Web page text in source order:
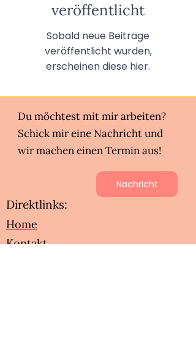
veröffentlicht
Sobald neue Beiträge
veröffentlicht wurden,
erscheinen diese hier.
Du möchtest mit mir arbeiten?
Schick mir eine Nachricht und
wir machen einen Termin aus!
Nachricht
Direktlinks:
Home
Kontakt